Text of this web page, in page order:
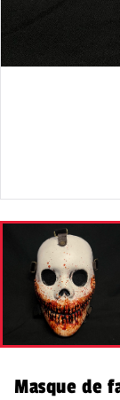
Masque de